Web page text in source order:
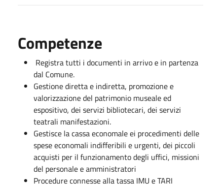
Competenze
Registra tutti i documenti in arrivo e in partenza
dal Comune.
Gestione diretta e indiretta, promozione e
valorizzazione del patrimonio museale ed
espositivo, dei servizi bibliotecari, dei servizi
teatrali manifestazioni.
Gestisce la cassa economale ei procedimenti delle
spese economali indifferibili e urgenti, dei piccoli
acquisti per il funzionamento degli uffici, missioni
del personale e amministratori
Procedure connesse alla tassa IMU e TARI